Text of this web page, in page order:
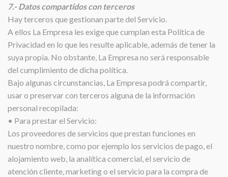
7.- Datos compartidos con terceros
Hay terceros que gestionan parte del Servicio.
A ellos La Empresa les exige que cumplan esta Política de
Privacidad en lo que les resulte aplicable, además de tener la
suya propia. No obstante, La Empresa no será responsable
del cumplimiento de dicha política.
Bajo algunas circunstancias, La Empresa podrá compartir,
usar o preservar con terceros alguna de la información
personal recopilada:
• Para prestar el Servicio:
Los proveedores de servicios que prestan funciones en
nuestro nombre, como por ejemplo los servicios de pago, el
alojamiento web, la analítica comercial, el servicio de
atención cliente, marketing o el servicio para la compra de